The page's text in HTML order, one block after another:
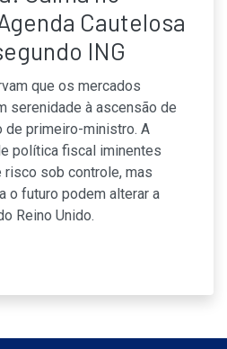
Cautelosa
ING
que os mercados
serenidade à ascensão de
de primeiro-ministro. A
política fiscal iminentes
sob controle, mas
o futuro podem alterar a
Reino Unido.